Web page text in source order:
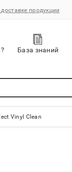
продукции
База знаний
Vinyl Clean